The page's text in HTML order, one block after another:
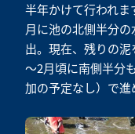
半年かけて行われま
月に池の北側半分
出。現在、残りの
～2月頃に南側半分
加の予定なし）で進